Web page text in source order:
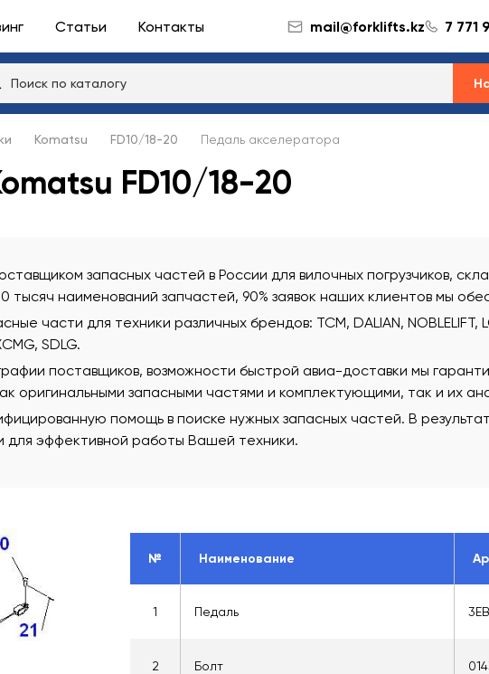
Статьи Контакты mail@forklifts.kz 7 771
Komatsu FD10/18-20 Педаль акселератора
FD10/18-20
запасных частей в России для вилочных погрузчиков,
наименований запчастей, 90% заявок наших клиентов мы
части для техники различных брендов: TCM, DALIAN, NOBLELIFT,
SDLG.
поставщиков, возможности быстрой авиа-доставки мы
оригинальными запасными частями и комплектующими, так и их
помощь в поиске нужных запасных частей. В
для эффективной работы Вашей техники.
№ Наименование
1 Педаль
2 Болт